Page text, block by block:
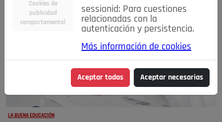
LA BUENA EDUCACIÓN
Cookies de
publicidad
comportamental
sessionid: Para cuestiones
relacionadas con la
autenticación y persistencia.
Más información de cookies
Aceptar todas Aceptar necesarias